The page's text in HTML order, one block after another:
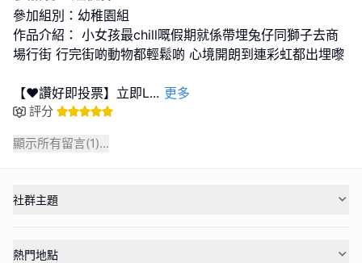
參加組別：幼稚園組
作品介紹： 小女孩最chill嘅假期就係帶埋兔仔同獅子去商
場行街 行完街啲動物都輕鬆啲 心境開朗到連彩虹都出埋嚟
【❤️讚好即投票】立即L... 更多
評分
顯示所有留言(1)...
社群主題
熱門地點